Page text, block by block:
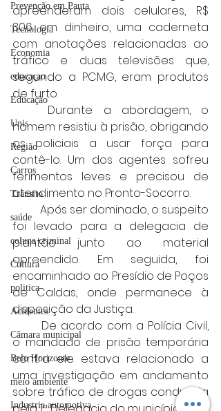
Prevenção em Pauta
Tecnologia
Economia
educaçao
Educação
Unis
Região
Carros
Trânsito
saúde
coluna criminal
Cultura
politica
Acidentes
Câmara municipal
Belo Horizonte
meio ambiente
Industria automotiva
apreenderam dois celulares, R$
306 em dinheiro, uma caderneta
com anotações relacionadas ao
tráfico e duas televisões que,
segundo a PCMG, eram produtos
de furto.
	Durante a abordagem, o
homem resistiu à prisão, obrigando
os policiais a usar força para
contê-lo. Um dos agentes sofreu
ferimentos leves e precisou de
atendimento no Pronto-Socorro.
	Após ser dominado, o suspeito
foi levado para a delegacia de
plantão junto ao material
apreendido. Em seguida, foi
encaminhado ao Presídio de Poços
de Caldas, onde permanece à
disposição da Justiça.
o mandado de prisão temporária
contra ele estava relacionado a
uma investigação em andamento
sobre tráfico de drogas conduzida